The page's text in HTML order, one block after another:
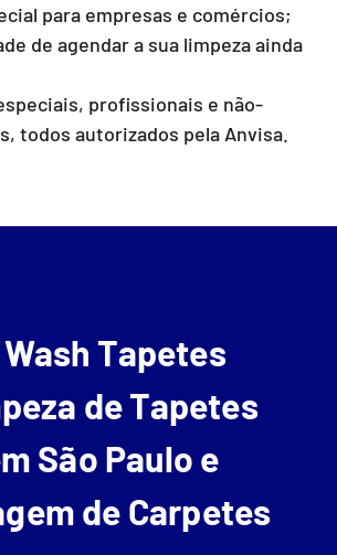
para empresas e comércios;
de agendar a sua limpeza ainda
profissionais e não-
todos autorizados pela Anvisa.
Tapetes
de Tapetes
São Paulo e
de Carpetes